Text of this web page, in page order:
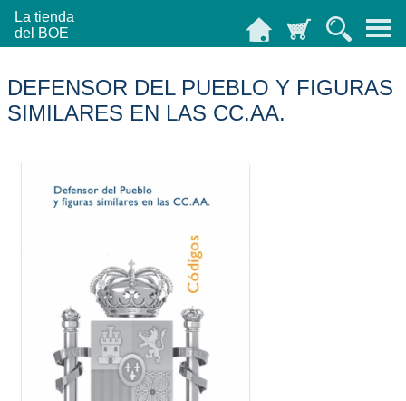
La tienda
del BOE
DEFENSOR DEL PUEBLO Y FIGURAS
SIMILARES EN LAS CC.AA.